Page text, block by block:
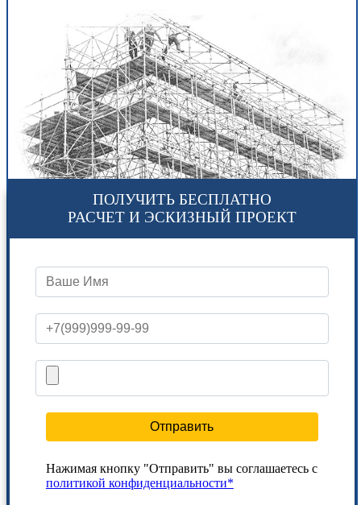
ПОЛУЧИТЬ БЕСПЛАТНО
РАСЧЕТ И ЭСКИЗНЫЙ ПРОЕКТ
Отправить
Нажимая кнопку "Отправить" вы соглашаетесь с
политикой конфиденциальности*